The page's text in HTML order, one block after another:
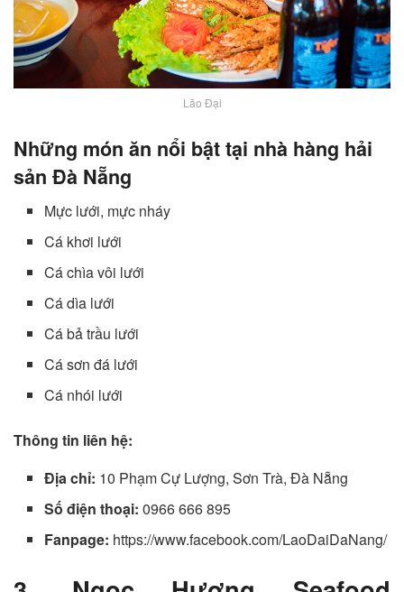
Lão Đại
Những món ăn nổi bật tại nhà hàng hải
sản Đà Nẵng
Mực lưới, mực nháy
Cá khơi lưới
Cá chìa vôi lưới
Cá dìa lưới
Cá bả trầu lưới
Cá sơn đá lưới
Cá nhói lưới
Thông tin liên hệ:
Địa chỉ: 10 Phạm Cự Lượng, Sơn Trà, Đà Nẵng
Số điện thoại: 0966 666 895
Fanpage: https://www.facebook.com/LaoDaiDaNang/